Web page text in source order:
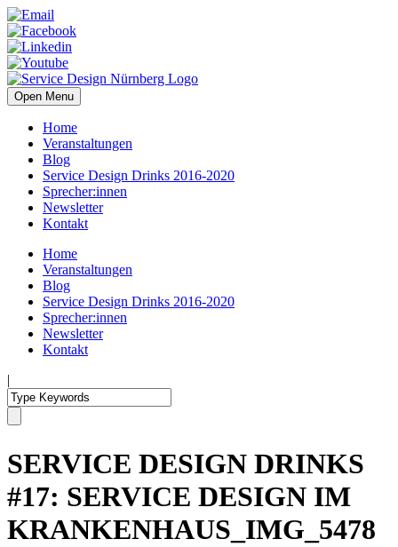
Open Menu
Home
Veranstaltungen
Blog
Service Design Drinks 2016-2020
Sprecher:innen
Newsletter
Kontakt
Home
Veranstaltungen
Blog
Service Design Drinks 2016-2020
Sprecher:innen
Newsletter
Kontakt
|
SERVICE DESIGN DRINKS
#17: SERVICE DESIGN IM
KRANKENHAUS_IMG_5478